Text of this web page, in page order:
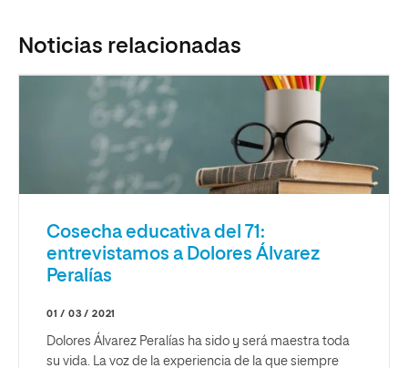
Noticias relacionadas
Cosecha educativa del 71:
entrevistamos a Dolores Álvarez
Peralías
01 / 03 / 2021
Dolores Álvarez Peralías ha sido y será maestra toda
su vida. La voz de la experiencia de la que siempre